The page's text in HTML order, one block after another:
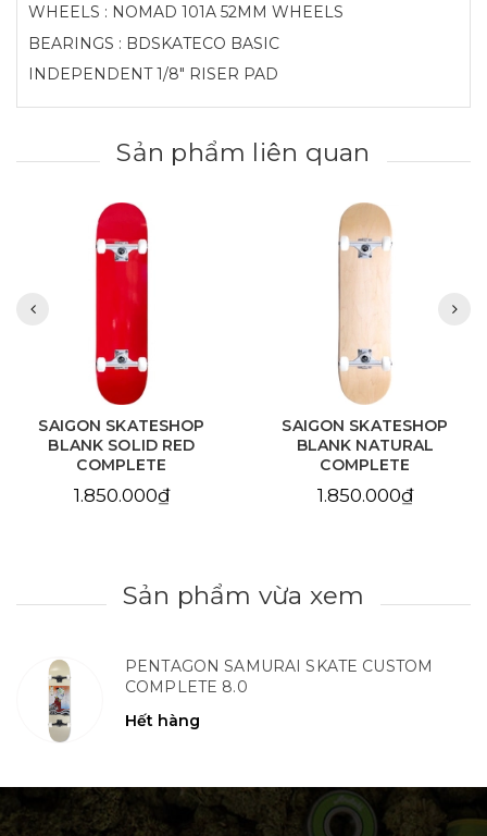
WHEELS : NOMAD 101A 52MM WHEELS
BEARINGS : BDSKATECO BASIC
INDEPENDENT 1/8" RISER PAD
Sản phẩm liên quan
SAIGON SKATESHOP
BLANK SOLID RED
COMPLETE
1.850.000₫
SAIGON SKATESHOP
BLANK NATURAL
COMPLETE
1.850.000₫
Sản phẩm vừa xem
PENTAGON SAMURAI SKATE CUSTOM
COMPLETE 8.0
Hết hàng